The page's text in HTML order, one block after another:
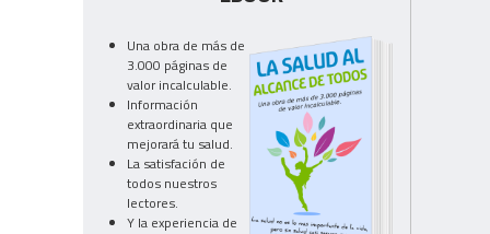
Una obra de más de
3.000 páginas de
valor incalculable.
Información
extraordinaria que
mejorará tu salud.
La satisfación de
todos nuestros
lectores.
Y la experiencia de